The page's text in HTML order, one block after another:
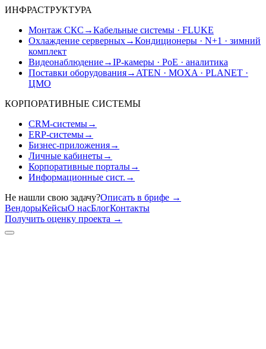
ИНФРАСТРУКТУРА
Монтаж СКС →Кабельные системы · FLUKE
Охлаждение серверных→Кондиционеры · N+1 · зимний
комплект
Видеонаблюдение→IP-камеры · PoE · аналитика
Поставки оборудования→ ATEN · MOXA · PLANET ·
ЦМО
КОРПОРАТИВНЫЕ СИСТЕМЫ
CRM-системы→
ERP-системы→
Бизнес-приложения→
Личные кабинеты→
Корпоративные порталы→
Информационные сист. →
Не нашли свою задачу?Описать в брифе →
ВендорыКейсыО насБлогКонтакты
Получить оценку проекта →